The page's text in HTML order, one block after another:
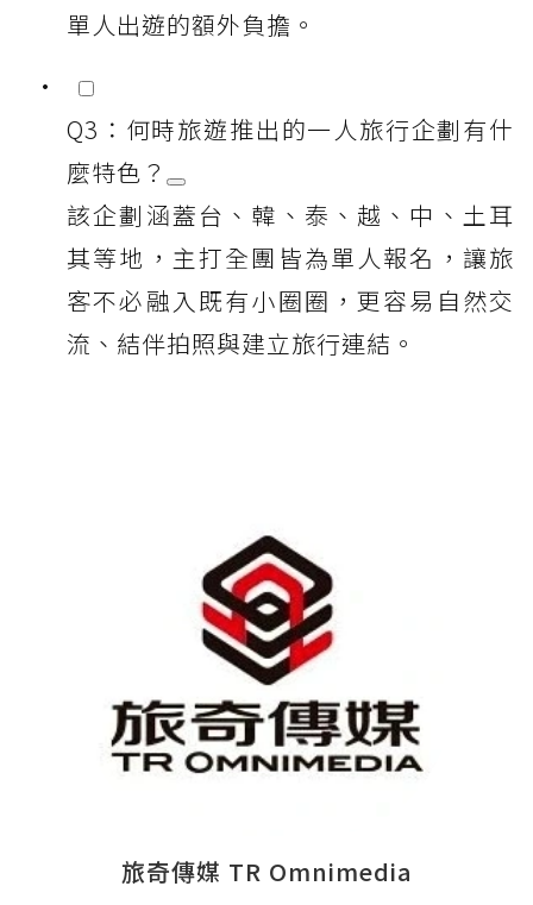
單人出遊的額外負擔。
Q3：何時旅遊推出的一人旅行企劃有什
麼特色？
該企劃涵蓋台、韓、泰、越、中、土耳
其等地，主打全團皆為單人報名，讓旅
客不必融入既有小圈圈，更容易自然交
流、結伴拍照與建立旅行連結。
旅奇傳媒 TR Omnimedia